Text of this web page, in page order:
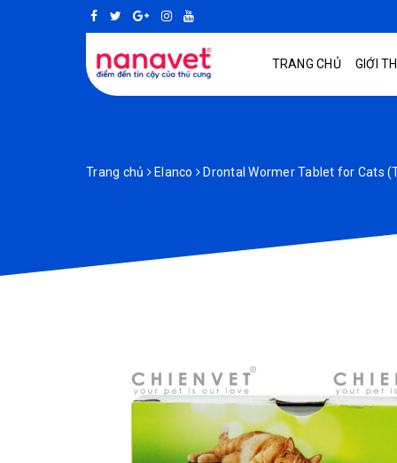
TRANG CHỦ GIỚI
Trang chủ Elanco Drontal Wormer Tablet for Cats